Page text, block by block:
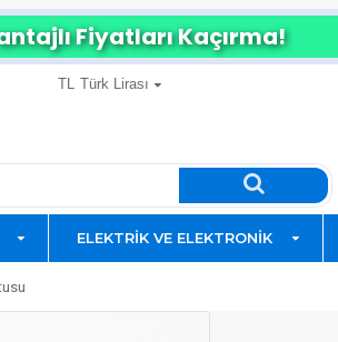
Fiyatları Kaçırma!
TL Türk Lirası
ELEKTRIK VE ELEKTRONIK